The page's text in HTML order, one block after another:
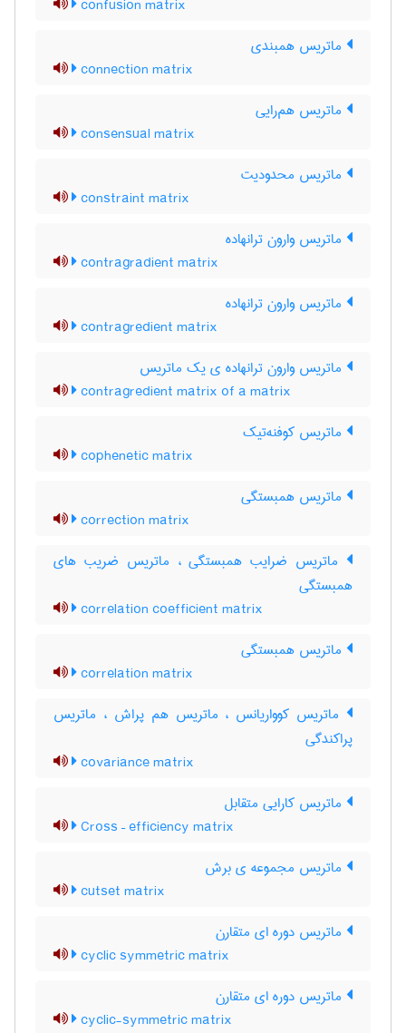
confusion matrix
ماتریس همبندی
connection matrix
ماتریس هم‌رایی
consensual matrix
ماتریس محدودیت
constraint matrix
ماتریس وارون ترانهاده
contragradient matrix
ماتریس وارون ترانهاده
contragredient matrix
ماتریس وارون ترانهاده ی یک ماتریس
contragredient matrix of a matrix
ماتریس کوفنه‌تیک
cophenetic matrix
ماتریس همبستگی
correction matrix
ماتریس ضرایب همبستگی ، ماتریس ضریب های
همبستگی
correlation coefficient matrix
ماتریس همبستگی
correlation matrix
ماتریس کوواریانس ، ماتریس هم پراش ، ماتریس
پراکندگی
covariance matrix
ماتریس کارایی متقابل
Cross – efficiency matrix
ماتریس مجموعه ی برش
cutset matrix
ماتریس دوره ای متقارن
cyclic symmetric matrix
ماتریس دوره ای متقارن
cyclic-symmetric matrix